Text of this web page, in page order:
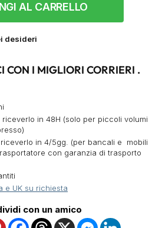
AL CARRELLO
desideri
CON I MIGLIORI CORRIERI .
riceverlo in 48H (solo per piccoli volumi
riceverlo in 4/5gg. (per bancali e mobili
con garanzia di trasporto
e UK su richiesta
con un amico